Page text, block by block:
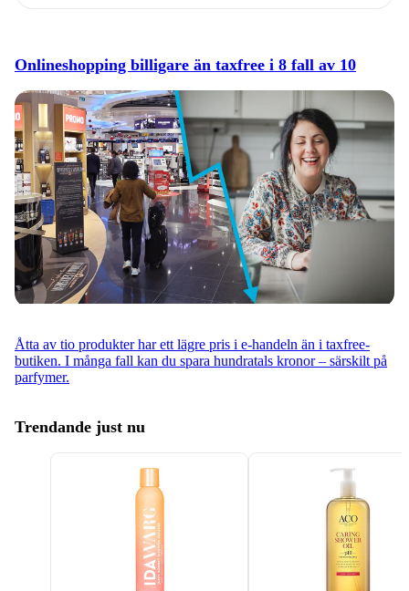
Onlineshopping billigare än taxfree i 8 fall av 10
Åtta av tio produkter har ett lägre pris i e-handeln än i taxfree-
butiken. I många fall kan du spara hundratals kronor – särskilt på
parfymer.
Trendande just nu